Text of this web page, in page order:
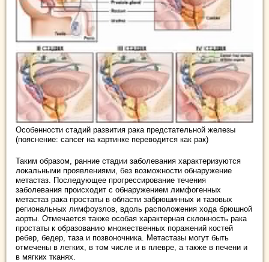
Особенности стадий развития рака предстательной железы
(пояснение: cancer на картинке переводится как рак)
Таким образом, ранние стадии заболевания характеризуются
локальными проявлениями, без возможности обнаружение
метастаз. Последующее прогрессирование течения
заболевания происходит с обнаружением лимфогенных
метастаз рака простаты в области забрюшинных и тазовых
региональных лимфоузлов, вдоль расположения хода брюшной
аорты. Отмечается также особая характерная склонность рака
простаты к образованию множественных поражений костей
ребер, бедер, таза и позвоночника. Метастазы могут быть
отмечены в легких, в том числе и в плевре, а также в печени и
в мягких тканях.